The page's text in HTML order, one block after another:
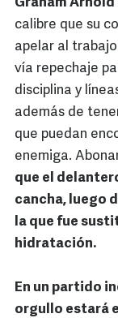
Graham Arnold
calibre que su
apelar al
vía repechaje
disciplina y
además de
que puedan
enemiga.
que el
cancha, luego
la que fue
hidratación.
En un partido
orgullo estará